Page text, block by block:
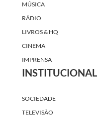
MÚSICA
RÁDIO
LIVROS & HQ
CINEMA
IMPRENSA
INSTITUCIONAL
SOCIEDADE
TELEVISÃO